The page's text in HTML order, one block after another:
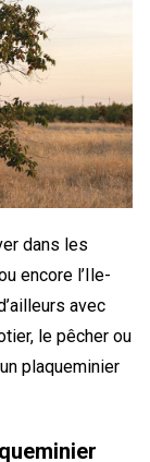
dans les
encore l’Ile-
avec
le pêcher ou
plaqueminier